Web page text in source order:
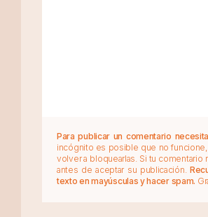
Para publicar un comentario
incógnito es posible que no
volver a bloquearlas. Si tu
antes de aceptar su publicación.
texto en mayúsculas y hacer spam.